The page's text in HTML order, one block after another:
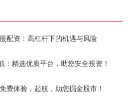
配资：高杠杆下的机遇与风险
：精选优质平台，助您安全投资！
费体验，起航，助您掘金股市！